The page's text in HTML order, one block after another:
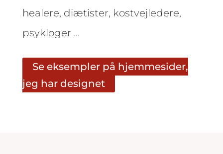
healere, diætister, kostvejledere,
psykloger …
Se eksempler på hjemmesider,
jeg har designet